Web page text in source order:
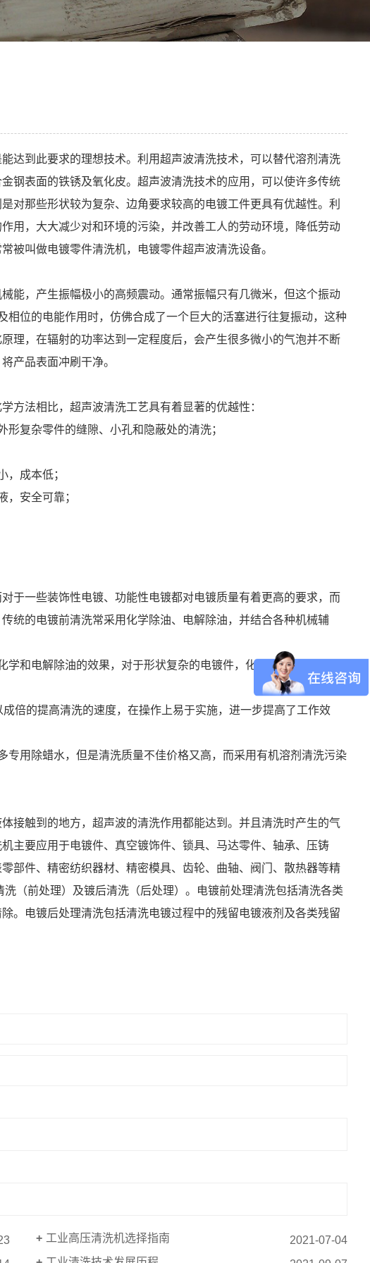
达到此要求的理想技术。利用超声波清洗技术，可以替代溶剂清洗
钢表面的铁锈及氧化皮。超声波清洗技术的应用，可以使许多传统
对那些形状较为复杂、边角要求较高的电镀工件更具有优越性。利
用，大大减少对和环境的污染，并改善工人的劳动环境，降低劳动
常被叫做电镀零件清洗机，电镀零件超声波清洗设备。
能，产生振幅极小的高频震动。通常振幅只有几微米，但这个振动
位的电能作用时，仿佛合成了一个巨大的活塞进行往复振动，这种
理，在辐射的功率达到一定程度后，会产生很多微小的气泡并不断
产品表面冲刷干净。
方法相比，超声波清洗工艺具有着显著的优越性：
形复杂零件的缝隙、小孔和隐蔽处的清洗；
，成本低；
，安全可靠；
于一些装饰性电镀、功能性电镀都对电镀质量有着更高的要求，而
统的电镀前清洗常采用化学除油、电解除油，并结合各种机械辅
和电解除油的效果，对于形状复杂的电镀件，化学和电解除油很难
倍的提高清洗的速度，在操作上易于实施，进一步提高了工作效
用除蜡水，但是清洗质量不佳价格又高，而采用有机溶剂清洗污染
接触到的地方，超声波的清洗作用都能达到。并且清洗时产生的气
主要应用于电镀件、真空镀饰件、锁具、马达零件、轴承、压铸
部件、精密纺织器材、精密模具、齿轮、曲轴、阀门、散热器等精
（前处理）及镀后清洗（后处理）。电镀前处理清洗包括清洗各类
。电镀后处理清洗包括清洗电镀过程中的残留电镀液剂及各类残留
工业高压清洗机选择指南
2021-07-04